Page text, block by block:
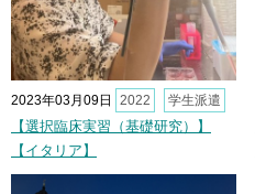
2023年03月09日 2022 学生派遣
【選択臨床実習（基礎研究）】
【イタリア】